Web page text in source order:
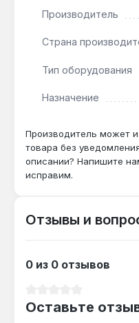
покрытие.
Highlander IV
по Украине.
Производитель
Страна
Тип оборудования
Назначение
Производитель может
товара без
описании? Напишите
исправим.
Отзывы и
0 из 0 отзывов
Оставьте